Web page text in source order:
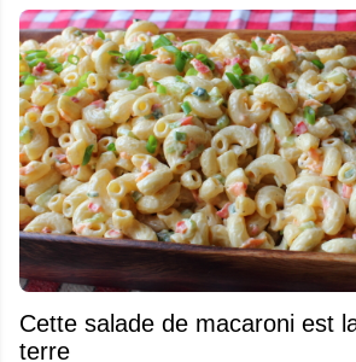
Cette salade de macaroni est
terre